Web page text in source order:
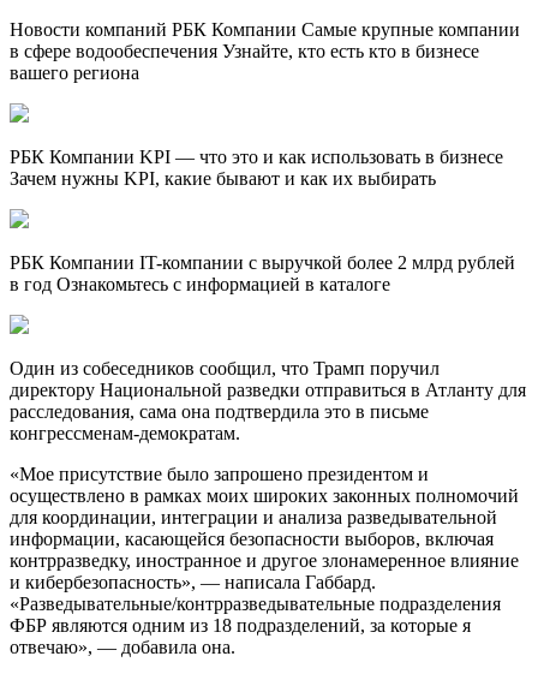
Новости компаний РБК Компании Самые крупные компании
в сфере водообеспечения Узнайте, кто есть кто в бизнесе
вашего региона
РБК Компании KPI — что это и как использовать в бизнесе
Зачем нужны KPI, какие бывают и как их выбирать
РБК Компании IT-компании с выручкой более 2 млрд рублей
в год Ознакомьтесь с информацией в каталоге
Один из собеседников сообщил, что Трамп поручил
директору Национальной разведки отправиться в Атланту для
расследования, сама она подтвердила это в письме
конгрессменам-демократам.
«Мое присутствие было запрошено президентом и
осуществлено в рамках моих широких законных полномочий
для координации, интеграции и анализа разведывательной
информации, касающейся безопасности выборов, включая
контрразведку, иностранное и другое злонамеренное влияние
и кибербезопасность», — написала Габбард.
«Разведывательные/контрразведывательные подразделения
ФБР являются одним из 18 подразделений, за которые я
отвечаю», — добавила она.